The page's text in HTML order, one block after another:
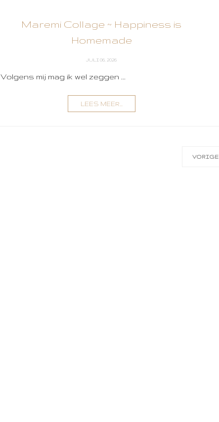
Maremi Collage ~ Happiness is
Homemade
JULI 06, 2026
Volgens mij mag ik wel zeggen ...
LEES MEER...
VORIGE